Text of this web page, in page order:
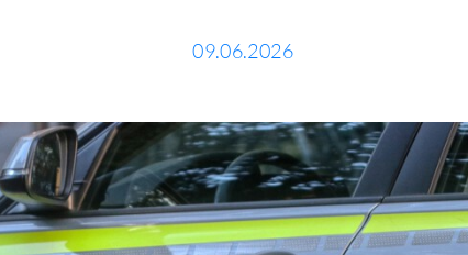
09.06.2026